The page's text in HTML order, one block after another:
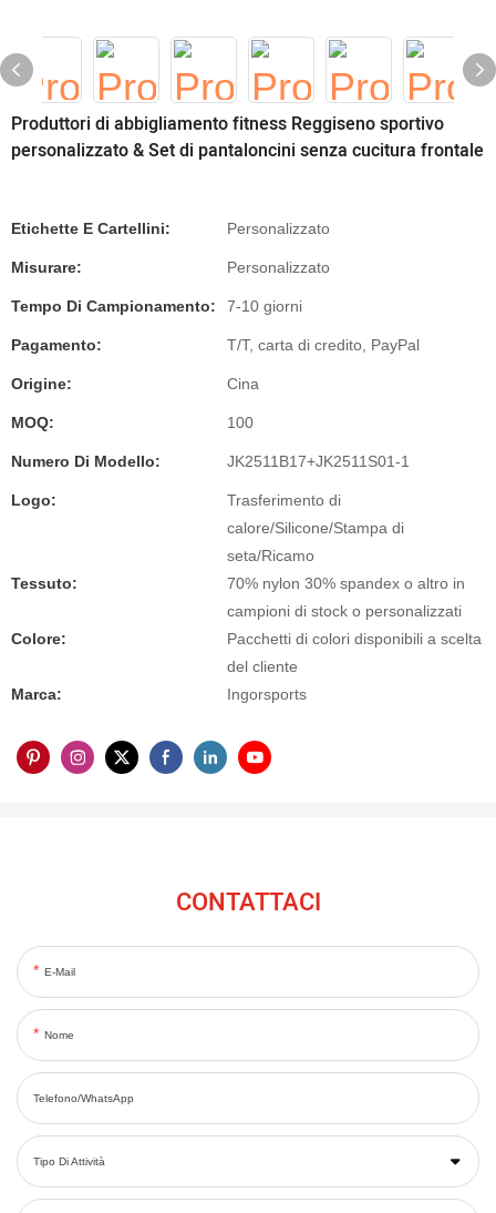
Produttori di abbigliamento fitness Reggiseno sportivo
personalizzato & Set di pantaloncini senza cucitura frontale
Etichette E Cartellini: Personalizzato
Misurare: Personalizzato
Tempo Di Campionamento: 7-10 giorni
Pagamento: T/T, carta di credito, PayPal
Origine: Cina
MOQ: 100
Numero Di Modello: JK2511B17+JK2511S01-1
Logo:
Trasferimento di
calore/Silicone/Stampa di
seta/Ricamo
Tessuto:
70% nylon 30% spandex o altro in
campioni di stock o personalizzati
Colore:
Pacchetti di colori disponibili a scelta
del cliente
Marca:
Ingorsports
CONTATTACI
E-Mail
Nome
Telefono/WhatsApp
Tipo Di Attività